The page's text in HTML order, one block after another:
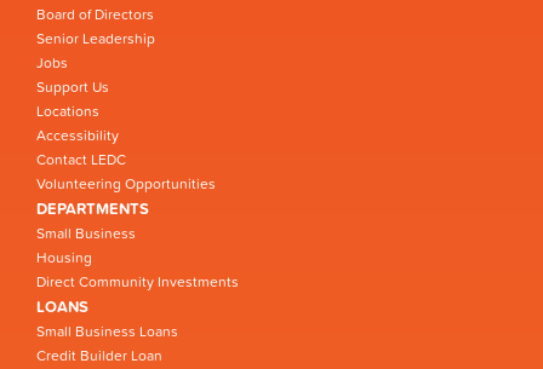
Board of Directors
Senior Leadership
Jobs
Support Us
Locations
Accessibility
Contact LEDC
Volunteering Opportunities
DEPARTMENTS
Small Business
Housing
Direct Community Investments
LOANS
Small Business Loans
Credit Builder Loan